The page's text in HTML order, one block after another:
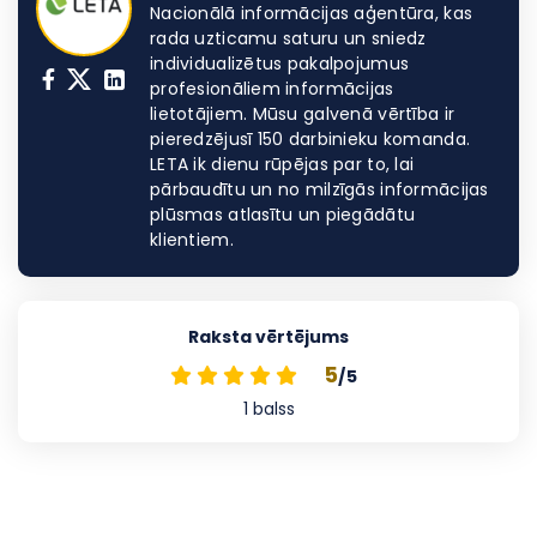
Nacionālā informācijas aģentūra, kas
rada uzticamu saturu un sniedz
individualizētus pakalpojumus
profesionāliem informācijas
lietotājiem. Mūsu galvenā vērtība ir
pieredzējusī 150 darbinieku komanda.
LETA ik dienu rūpējas par to, lai
pārbaudītu un no milzīgās informācijas
plūsmas atlasītu un piegādātu
klientiem.
Raksta vērtējums
5/5
1 balss